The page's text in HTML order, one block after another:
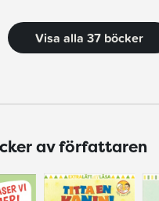
Visa alla 37 böcker
av författaren